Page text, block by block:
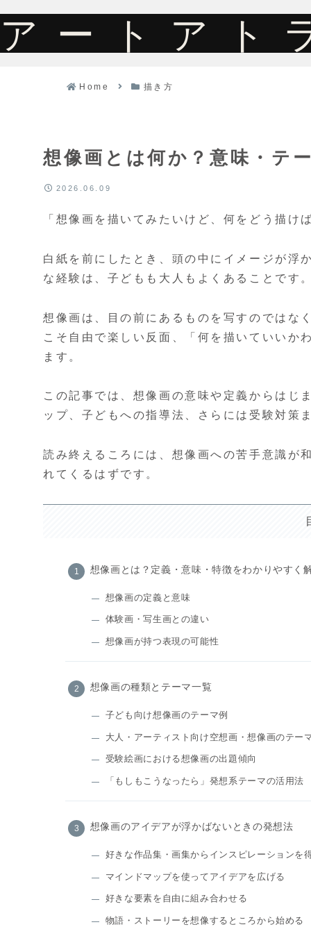
アートアト
Home 描き方
想像画とは何か？意味・テ
2026.06.09
「想像画を描いてみたいけど、何をどう描
白紙を前にしたとき、頭の中にイメージが浮
な経験は、子どもも大人もよくあることです。
想像画は、目の前にあるものを写すのではな
こそ自由で楽しい反面、「何を描いていいか
ます。
この記事では、想像画の意味や定義からはじ
ップ、子どもへの指導法、さらには受験対策
読み終えるころには、想像画への苦手意識が
れてくるはずです。
想像画とは？定義・意味・特徴をわかりやすく
想像画の定義と意味
体験画・写生画との違い
想像画が持つ表現の可能性
想像画の種類とテーマ一覧
子ども向け想像画のテーマ例
大人・アーティスト向け空想画・想像画のテー
受験絵画における想像画の出題傾向
「もしもこうなったら」発想系テーマの活用法
想像画のアイデアが浮かばないときの発想法
好きな作品集・画集からインスピレーションを
マインドマップを使ってアイデアを広げる
好きな要素を自由に組み合わせる
物語・ストーリーを想像するところから始める